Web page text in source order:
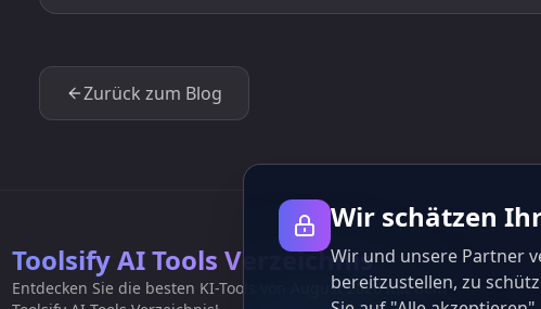
Zurück zum Blog
Toolsify AI Tools Verzeichnis
Entdecken Sie die besten KI-Tools von August 2026 mit dem
Wir schätzen
Wir und unsere Partner
bereitzustellen, zu